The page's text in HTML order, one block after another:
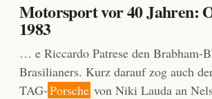
Motorsport vor 40 Jahren:
1983
… e Riccardo Patrese den Brabham-
Brasilianers. Kurz darauf zog auch
TAG-Porsche von Niki Lauda an